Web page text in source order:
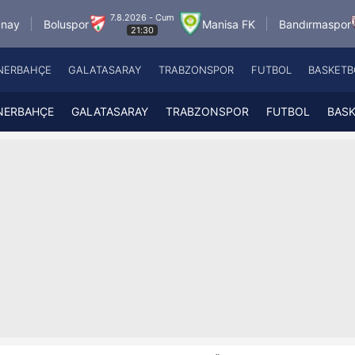
7.8.2026 - Cum
21:30
Manisa FK Bandırmaspor
8.8.2026 - Cum
17:00
Fenerbahçe
Galatasaray
A
GALATASARAY TRABZONSPOR FUTBOL
GALATASARAY TRABZONSPOR FUTBOL